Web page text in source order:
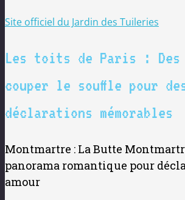
Site officiel du Jardin des Tuileries
Les toits de Paris : Des
couper le souffle pour
déclarations mémorables
Montmartre : La Butte
panorama romantique pour
amour